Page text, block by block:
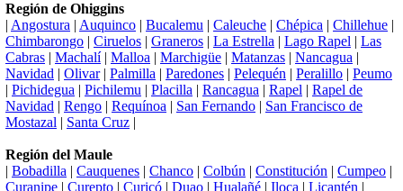
Región de Ohiggins
| Angostura | Auquinco | Bucalemu | Caleuche | Chépica | Chillehue |
Chimbarongo | Ciruelos | Graneros | La Estrella | Lago Rapel | Las
Cabras | Machalí| Malloa | Marchigüe | Matanzas | Nancagua |
Navidad | Olivar| Palmilla | Paredones | Pelequén | Peralillo | Peumo
| Pichidegua | Pichilemu | Placilla | Rancagua | Rapel | Rapel de
Navidad | Rengo | Requínoa | San Fernando | San Francisco de
Mostazal | Santa Cruz |
Región del Maule
| Bobadilla | Cauquenes | Chanco | Colbún | Constitución | Cumpeo |
Curanipe | Curepto | Curicó | Duao | Hualañé | Iloca | Licantén |